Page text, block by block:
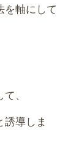
を軸にして
、
誘導しま